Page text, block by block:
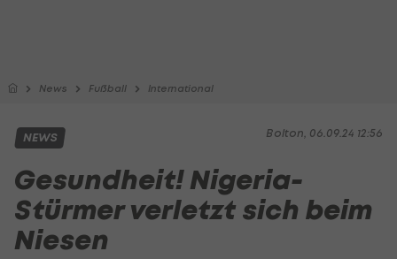
News Fußball International
Bolton, 06.09.24 12:56
NEWS
Gesundheit! Nigeria-
Stürmer verletzt sich beim
Niesen